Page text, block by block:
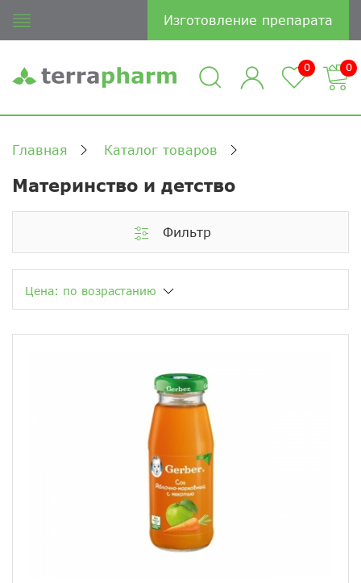
Изготовление препарата
0 0
Главная Каталог товаров
Материнство и детство
Фильтр
Цена: по возрастанию